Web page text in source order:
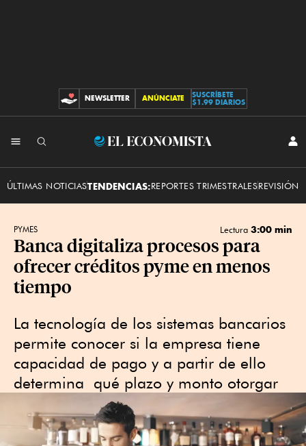
CONTRIBUCIONES
NEWSLETTER ANÚNCIATE
SUSCRÍBETE
$1.99 DIARIOS
El
ÚLTIMAS NOTICIASTENDENCIAS:REPORTES TRIMESTRALESREVISIÓN
PYMES Lectura 3:00 min
Banca digitaliza procesos para
ofrecer créditos pyme en menos
tiempo
La tecnología de los sistemas bancarios
permite conocer si la empresa tiene
capacidad de pago y a partir de ello
determina qué plazo y monto otorgar